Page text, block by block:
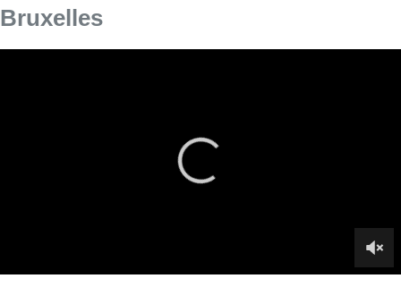
Bruxelles
tué par un policier en France.
la police de Bruxelles-Capitale Ixelles. Au total 63 personnes
majeurs. une personne a fait l’objet d’une arrestation judiciaire.